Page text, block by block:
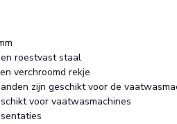
roestvast staal
verchroomd rekje
zijn geschikt voor de
voor vaatwasmachines